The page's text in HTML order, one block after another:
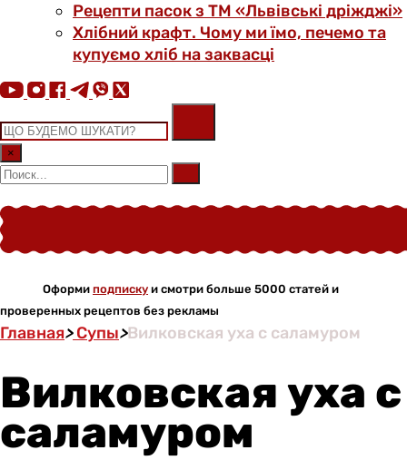
Рецепти пасок з ТМ «Львівські дріжджі»
Хлібний крафт. Чому ми їмо, печемо та
купуємо хліб на заквасці
×
Оформи подписку и смотри больше 5000 статей и
проверенных рецептов без рекламы
Главная>Супы>Вилковская уха с саламуром
Вилковская уха с
саламуром